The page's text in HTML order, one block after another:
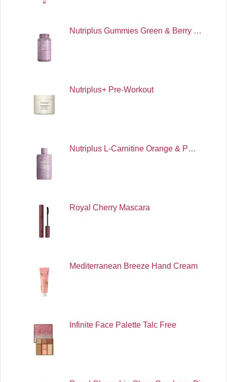
Nutriplus Gummies Green & Berry …
Nutriplus+ Pre-Workout
Nutriplus L-Carnitine Orange & P…
Royal Cherry Mascara
Mediterranean Breeze Hand Cream
Infinite Face Palette Talc Free